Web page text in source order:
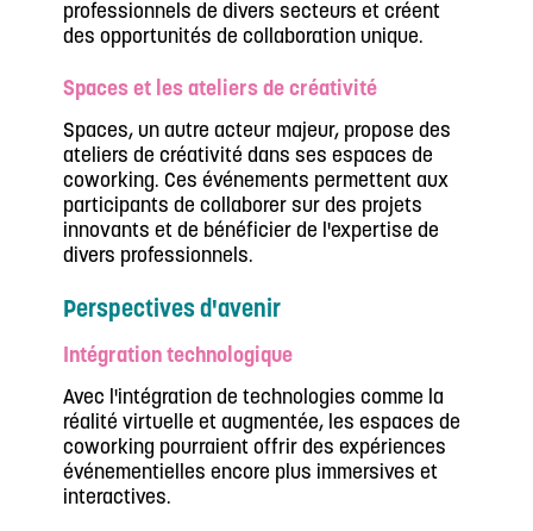
professionnels de divers secteurs et créent
des opportunités de collaboration unique.
Spaces et les ateliers de créativité
Spaces, un autre acteur majeur, propose des
ateliers de créativité dans ses espaces de
coworking. Ces événements permettent aux
participants de collaborer sur des projets
innovants et de bénéficier de l'expertise de
divers professionnels.
Perspectives d'avenir
Intégration technologique
Avec l'intégration de technologies comme la
réalité virtuelle et augmentée, les espaces de
coworking pourraient offrir des expériences
événementielles encore plus immersives et
interactives.